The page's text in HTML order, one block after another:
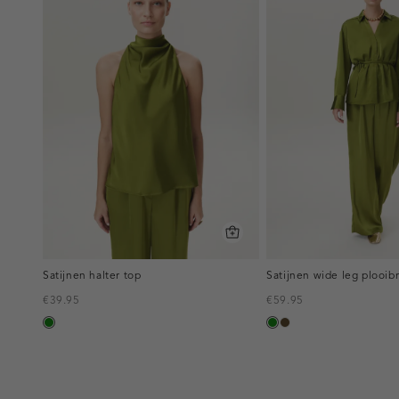
Satijnen halter top
€39.95
groen
Satijnen wide leg
€59.95
groen
toffee